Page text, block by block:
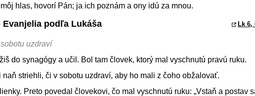
hlas, hovorí Pán; ja ich poznám a ony idú za mnou.
Evanjelia podľa Lukáša Lk 6,
uzdraví
do synagógy a učil. Bol tam človek, ktorý mal vyschnutú pravú ruku.
striehli, či v sobotu uzdraví, aby ho mali z čoho obžalovať.
Preto povedal človekovi, čo mal vyschnutú ruku: „Vstaň a postav